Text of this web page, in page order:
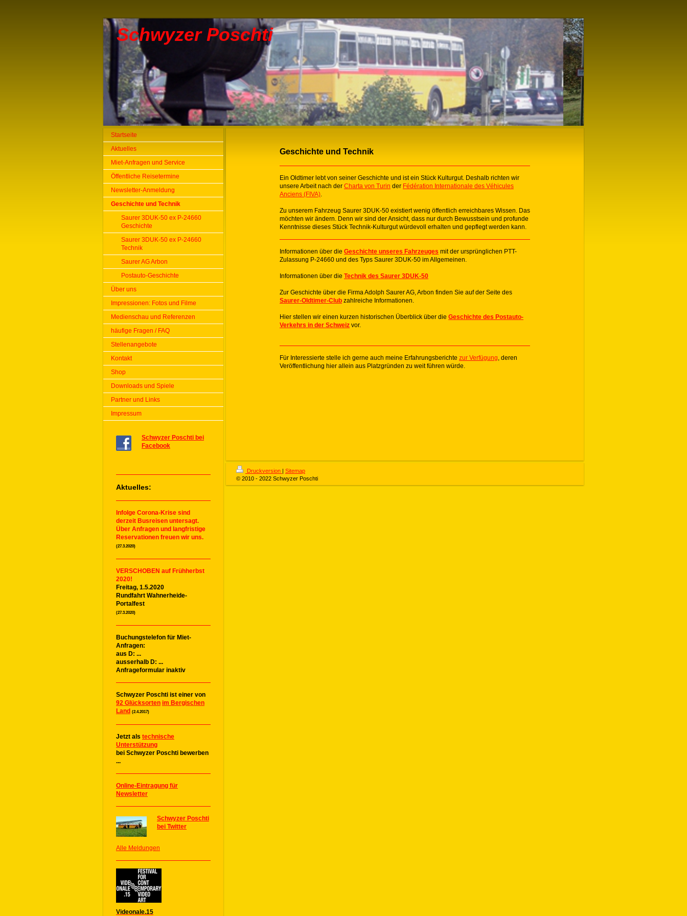
Schwyzer Poschti
Startseite
Aktuelles
Miet-Anfragen und Service
Öffentliche Reisetermine
Newsletter-Anmeldung
Geschichte und Technik
Saurer 3DUK-50 ex P-24660
Geschichte
Saurer 3DUK-50 ex P-24660
Technik
Saurer AG Arbon
Postauto-Geschichte
Über uns
Impressionen: Fotos und Filme
Medienschau und Referenzen
häufige Fragen / FAQ
Stellenangebote
Kontakt
Shop
Downloads und Spiele
Partner und Links
Impressum
Schwyzer Poschti bei
Facebook
Aktuelles:
Infolge Corona-Krise sind
derzeit Busreisen untersagt.
Über Anfragen und langfristige
Reservationen freuen wir uns.
(27.3.2020)
VERSCHOBEN auf Frühherbst
2020!
Freitag, 1.5.2020
Rundfahrt Wahnerheide-
Portalfest
(27.3.2020)
Buchungstelefon für Miet-
Anfragen:
aus D: ...
ausserhalb D: ...
Anfrageformular inaktiv
Schwyzer Poschti ist einer von
92 Glücksorten im Bergischen
Land (2.4.2017)
Jetzt als technische
Unterstützung
bei Schwyzer Poschti bewerben
...
Online-Eintragung für
Newsletter
Schwyzer Poschti
bei Twitter
Alle Meldungen
Videonale.15
Geschichte und Technik
Ein Oldtimer lebt von seiner Geschichte und ist ein Stück Kulturgut. Deshalb richten wir
unsere Arbeit nach der Charta von Turin der Fédération Internationale des Véhicules
Anciens (FIVA).
Zu unserem Fahrzeug Saurer 3DUK-50 existiert wenig öffentlich erreichbares Wissen. Das
möchten wir ändern. Denn wir sind der Ansicht, dass nur durch Bewusstsein und profunde
Kenntnisse dieses Stück Technik-Kulturgut würdevoll erhalten und gepflegt werden kann.
Informationen über die Geschichte unseres Fahrzeuges mit der ursprünglichen PTT-
Zulassung P-24660 und des Typs Saurer 3DUK-50 im Allgemeinen.
Informationen über die Technik des Saurer 3DUK-50
Zur Geschichte über die Firma Adolph Saurer AG, Arbon finden Sie auf der Seite des
Saurer-Oldtimer-Club zahlreiche Informationen.
Hier stellen wir einen kurzen historischen Überblick über die Geschichte des Postauto-
Verkehrs in der Schweiz vor.
Für Interessierte stelle ich gerne auch meine Erfahrungsberichte zur Verfügung, deren
Veröffentlichung hier allein aus Platzgründen zu weit führen würde.
Druckversion | Sitemap
© 2010 - 2022 Schwyzer Poschti